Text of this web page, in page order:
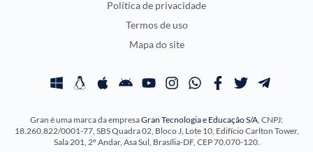
Concursos Militares
Concursos Saúde
Concursos Tribunais
Calendário OAB
Questões OAB
Exame de Ordem
Política de privacidade
Termos de uso
Mapa do site
Gran é uma marca da empresaGran Tecnologia e Educação S/A , CNPJ:
18.260.822/0001-77, SBS Quadra 02, Bloco J, Lote 10, Edifício Carlton Tower,
Sala 201, 2º Andar, Asa Sul, Brasília-DF, CEP 70.070-120.